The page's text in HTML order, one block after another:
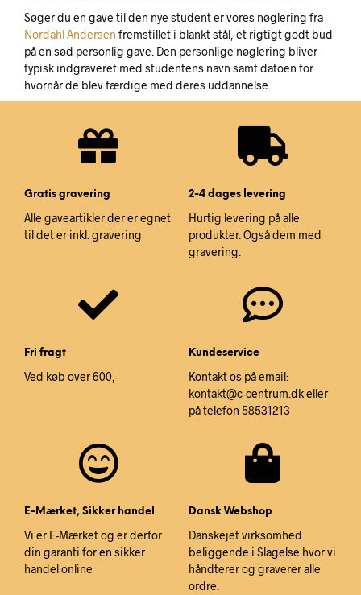
Søger du en gave til den nye student er vores nøglering fra
Nordahl Andersen fremstillet i blankt stål, et rigtigt godt bud
på en sød personlig gave. Den personlige nøglering bliver
typisk indgraveret med studentens navn samt datoen for
hvornår de blev færdige med deres uddannelse.
Gratis gravering
Alle gaveartikler der er egnet
til det er inkl. gravering
2-4 dages levering
Hurtig levering på alle
produkter. Også dem med
gravering.
Fri fragt
Ved køb over 600,-
Kundeservice
Kontakt os på email:
kontakt@c-centrum.dk eller
på telefon 58531213
E-Mærket, Sikker handel
Vi er E-Mærket og er derfor
din garanti for en sikker
handel online
Dansk Webshop
Danskejet virksomhed
beliggende i Slagelse hvor vi
håndterer og graverer alle
ordre.